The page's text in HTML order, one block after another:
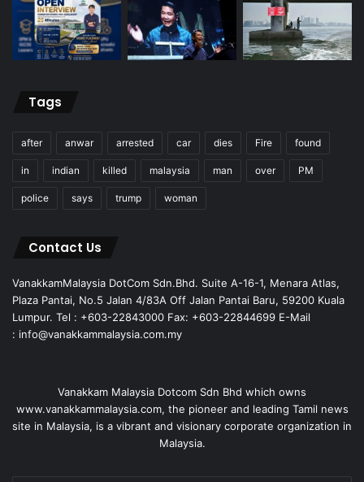
Tags
after anwar arrested car dies Fire found
in indian killed malaysia man over PM
police says trump woman
Contact Us
VanakkamMalaysia DotCom Sdn.Bhd. Suite A-16-1, Menara Atlas,
Plaza Pantai, No.5 Jalan 4/83A Off Jalan Pantai Baru, 59200 Kuala
Lumpur. Tel : +603-22843000 Fax: +603-22844699 E-Mail
: info@vanakkammalaysia.com.my
Vanakkam Malaysia Dotcom Sdn Bhd which owns
www.vanakkammalaysia.com, the pioneer and leading Tamil news
site in Malaysia, is a vibrant and visionary corporate organization in
Malaysia.